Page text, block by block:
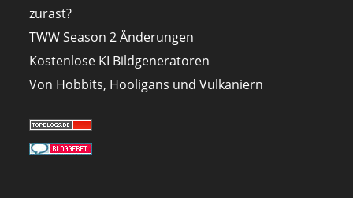
zurast?
TWW Season 2 Änderungen
Kostenlose KI Bildgeneratoren
Von Hobbits, Hooligans und Vulkaniern